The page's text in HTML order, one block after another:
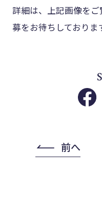
詳細は、上記画像を
募をお待ちしておりま
前へ